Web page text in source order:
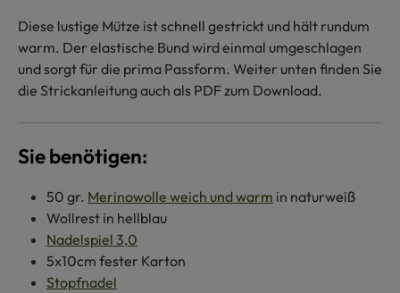
Diese lustige Mütze ist schnell gestrickt und hält rundum
warm. Der elastische Bund wird einmal umgeschlagen
und sorgt für die prima Passform. Weiter unten finden Sie
die Strickanleitung auch als PDF zum Download.
Sie benötigen:
50 gr. Merinowolle weich und warm in naturweiß
Wollrest in hellblau
Nadelspiel 3,0
5x10cm fester Karton
Stopfnadel